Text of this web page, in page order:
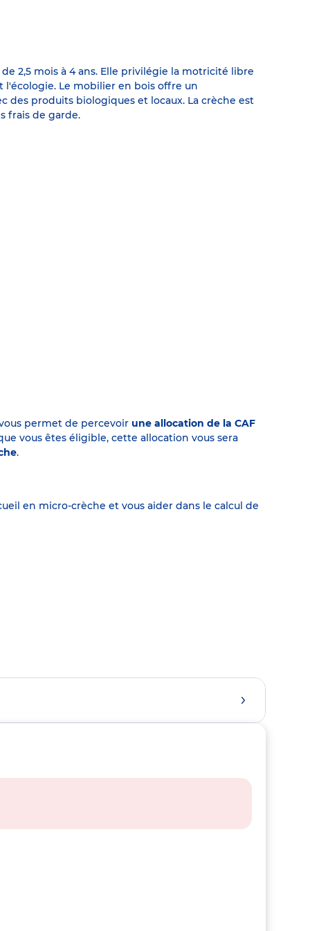
2,5 mois à 4 ans. Elle privilégie la motricité libre
Le mobilier en bois offre un
des produits biologiques et locaux. La crèche est
frais de garde.
permet de percevoir une allocation de la CAF
vous êtes éligible, cette allocation vous sera
.
en micro-crèche et vous aider dans le calcul de